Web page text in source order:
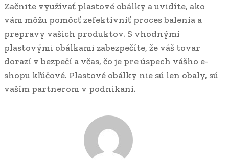
Začnite využívať plastové obálky a uvidíte, ako
vám môžu pomôcť zefektívniť proces balenia a
prepravy vašich produktov. S vhodnými
plastovými obálkami zabezpečíte, že váš tovar
dorazí v bezpečí a včas, čo je pre úspech vášho e-
shopu kľúčové. Plastové obálky nie sú len obaly, sú
vaším partnerom v podnikaní.